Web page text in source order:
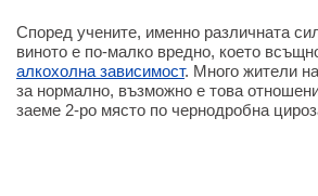
Според учените, именно различната
виното е по-малко вредно, което
алкохолна зависимост. Много жители
за нормално, възможно е това
заеме 2-ро място по чернодробна